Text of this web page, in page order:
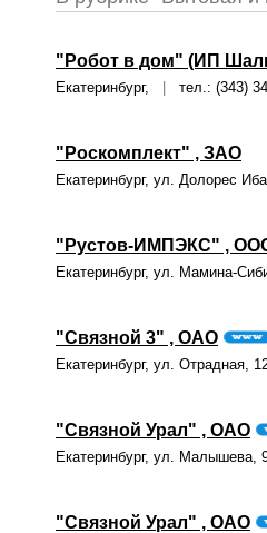
"Робот в дом" (ИП
Екатеринбург, тел.: (343)
"Роскомплект" , ЗАО
Екатеринбург, ул. Долорес
"Рустов-ИМПЭКС" ,
Екатеринбург, ул. Мамина-
"Связной 3" , ОАО
Екатеринбург, ул. Отрадная,
"Связной Урал" , ОАО
Екатеринбург, ул. Малышева,
"Связной Урал" , ОАО